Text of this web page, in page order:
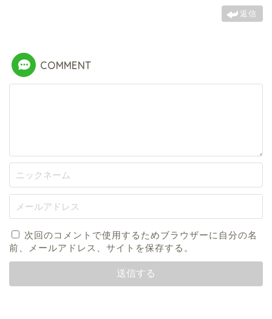
返信
COMMENT
次回のコメントで使用するためブラウザーに自分の名
前、メールアドレス、サイトを保存する。